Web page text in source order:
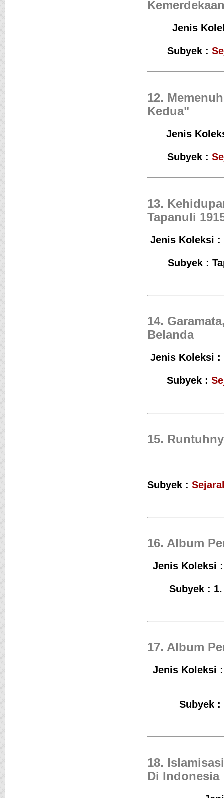
Jenis
Subyek :
12.
Kedua"
Jenis
Subyek :
13.
Tapanuli
Jenis Koleksi :
Subyek :
14.
Belanda
Jenis Koleksi :
Subyek :
15.
Subyek :
16. Album
Jenis Koleksi
Subyek :
17. Album
Jenis Koleksi
Subyek
18.
Di Indonesia